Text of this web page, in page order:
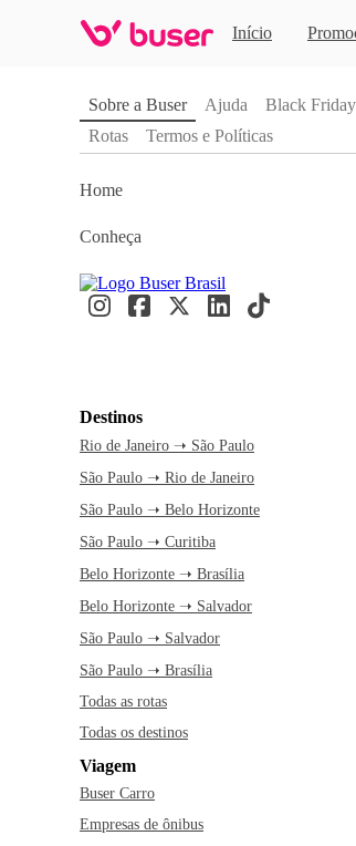
Início
Páginas Sobre a
Sobre a Buser Ajuda Black Friday
Rotas
Termos e Políticas
Home
Conheça
Destinos
Rio de Janeiro ➝ São Paulo
São Paulo ➝ Rio de Janeiro
São Paulo ➝ Belo Horizonte
São Paulo ➝ Curitiba
Belo Horizonte ➝ Brasília
Belo Horizonte ➝ Salvador
São Paulo ➝ Salvador
São Paulo ➝ Brasília
Todas as rotas
Todas os destinos
Viagem
Buser Carro
Empresas de ônibus